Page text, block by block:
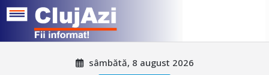
sâmbătă, 8 august 2026